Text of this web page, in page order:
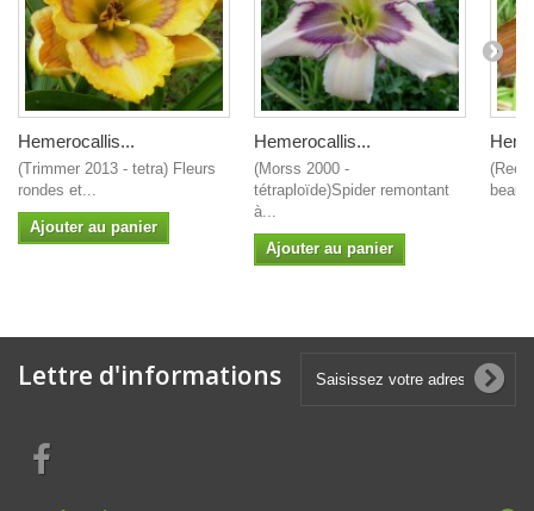
Hemerocallis...
(Trimmer 2013 - tetra) Fleurs
rondes et...
Ajouter au panier
Hemerocallis...
(Morss 2000 -
tétraploïde)Spider remontant
à...
Ajouter au panier
beau
Lettre d'informations